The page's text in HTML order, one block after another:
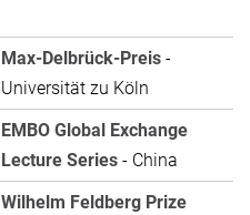
Max-Delbrück-Preis -
Universität zu Köln
EMBO Global Exchange
Lecture Series - China
Wilhelm Feldberg Prize